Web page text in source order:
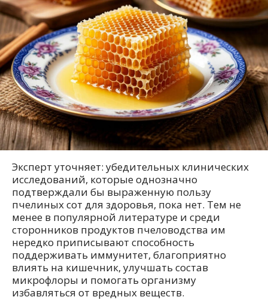
Эксперт уточняет: убедительных клинических
исследований, которые однозначно
подтверждали бы выраженную пользу
пчелиных сот для здоровья, пока нет. Тем не
менее в популярной литературе и среди
сторонников продуктов пчеловодства им
нередко приписывают способность
поддерживать иммунитет, благоприятно
влиять на кишечник, улучшать состав
микрофлоры и помогать организму
избавляться от вредных веществ.